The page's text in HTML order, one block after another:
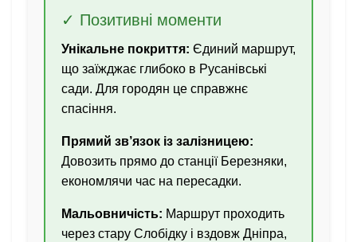
✓ Позитивні моменти
Унікальне покриття: Єдиний маршрут,
що заїжджає глибоко в Русанівські
сади. Для городян це справжнє
спасіння.
Прямий зв’язок із залізницею:
Довозить прямо до станції Березняки,
економлячи час на пересадки.
Мальовничість: Маршрут проходить
через стару Слобідку і вздовж Дніпра,